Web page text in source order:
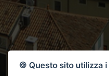
🍪 Questo sito utilizza